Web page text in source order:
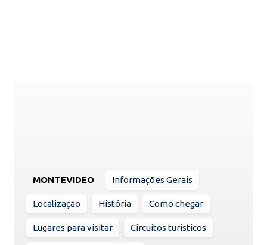
MONTEVIDEO Informações Gerais
Localização História Como chegar
Lugares para visitar Circuitos turisticos